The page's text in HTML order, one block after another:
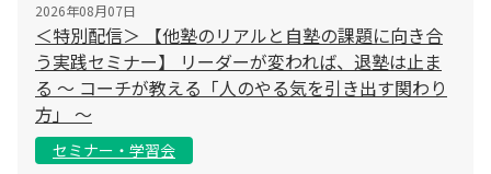
2026年08月07日
＜特別配信＞ 【他塾のリアルと自塾の課題に向き合
う実践セミナー】 リーダーが変われば、退塾は止ま
る 〜 コーチが教える「人のやる気を引き出す関わり
方」 〜
セミナー・学習会